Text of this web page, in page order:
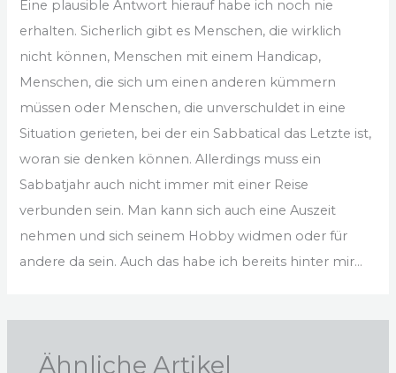
Eine plausible Antwort hierauf habe ich noch nie
erhalten. Sicherlich gibt es Menschen, die wirklich
nicht können, Menschen mit einem Handicap,
Menschen, die sich um einen anderen kümmern
müssen oder Menschen, die unverschuldet in eine
Situation gerieten, bei der ein Sabbatical das Letzte ist,
woran sie denken können. Allerdings muss ein
Sabbatjahr auch nicht immer mit einer Reise
verbunden sein. Man kann sich auch eine Auszeit
nehmen und sich seinem Hobby widmen oder für
andere da sein. Auch das habe ich bereits hinter mir…
Ähnliche Artikel